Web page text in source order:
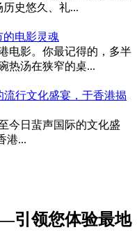
史悠久、礼...
的电影灵魂
电影。你最记得的，多半
热汤在狭窄的桌...
流行文化盛宴，于香港揭
今日蜚声国际的文化盛
港...
引领您体验最地